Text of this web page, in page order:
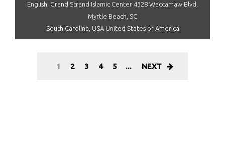
English: Grand Strand Islamic Center 4328 Waccamaw Blvd,
Myrtle Beach, SC
South Carolina, USA United States of America
1 2 3 4 5 ... NEXT